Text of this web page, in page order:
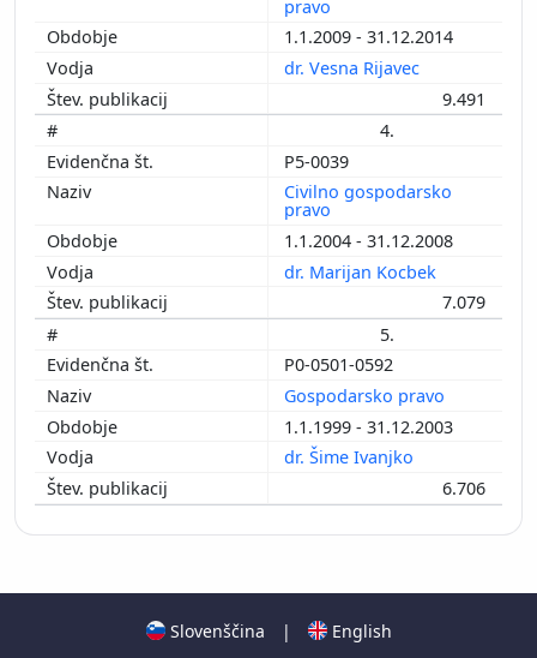
pravo
1.1.2009 - 31.12.2014
dr. Vesna Rijavec
9.491
4.
P5-0039
Civilno gospodarsko
pravo
1.1.2004 - 31.12.2008
dr. Marijan Kocbek
7.079
5.
P0-0501-0592
Gospodarsko pravo
1.1.1999 - 31.12.2003
dr. Šime Ivanjko
6.706
Slovenščina |
English